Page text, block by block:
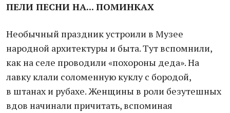
ПЕЛИ ПЕСНИ НА... ПОМИНКАХ
Необычный праздник устроили в Музее
народной архитектуры и быта. Тут вспомнили,
как на селе проводили «похороны деда». На
лавку клали соломенную куклу с бородой,
в штанах и рубахе. Женщины в роли безутешных
вдов начинали причитать, вспоминая